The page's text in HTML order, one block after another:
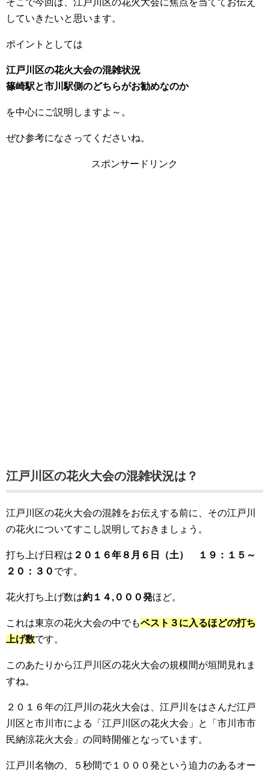
そこで今回は、江戸川区の花火大会に焦点を当ててお伝え
していきたいと思います。
ポイントとしては
江戸川区の花火大会の混雑状況
篠崎駅と市川駅側のどちらがお勧めなのか
を中心にご説明しますよ～。
ぜひ参考になさってくださいね。
スポンサードリンク
江戸川区の花火大会の混雑状況は？
江戸川区の花火大会の混雑をお伝えする前に、その江戸川
の花火についてすこし説明しておきましょう。
打ち上げ日程は ２０１６年８月６日（土） １９：１５～
２０：３０ です。
花火打ち上げ数は約１４,０００発ほど。
これは東京の花火大会の中でもベスト３に入るほどの打ち
上げ数です。
このあたりから江戸川区の花火大会の規模間が垣間見れま
すね。
２０１６年の江戸川の花火大会は、江戸川をはさんだ江戸
川区と市川市による「江戸川区の花火大会」と「市川市市
民納涼花火大会」の同時開催となっています。
江戸川名物の、５秒間で１０００発という迫力のあるオー